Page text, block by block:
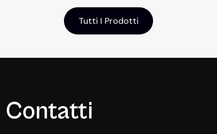
Tutti I Prodotti
Contatti